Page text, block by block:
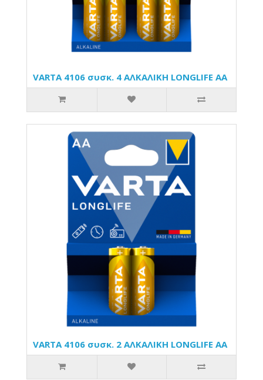
VARTA 4106 συσκ. 4 AΛΚΑΛΙΚΗ LONGLIFE AA
VARTA 4106 συσκ. 2 AΛΚΑΛΙΚΗ LONGLIFE AA